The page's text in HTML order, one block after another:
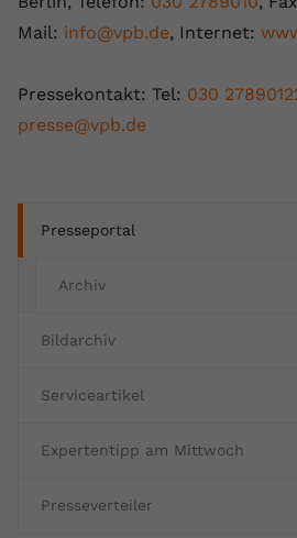
Presseportal
Archiv
Bildarchiv
Serviceartikel
Expertentipp am Mittwoch
Presseverteiler
Mail: info@vpb.de, Internet:
Pressekontakt: Tel: 030
presse@vpb.de